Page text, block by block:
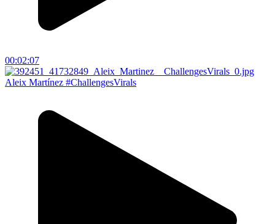
00:02:07
Aleix Martínez #ChallengesVirals